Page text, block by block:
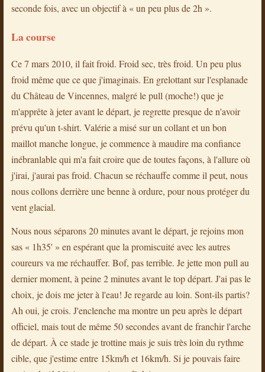
seconde fois, avec un objectif à « un peu plus de 2h ».
La course
Ce 7 mars 2010, il fait froid. Froid sec, très froid. Un peu plus
froid même que ce que j'imaginais. En grelottant sur l'esplanade
du Château de Vincennes, malgré le pull (moche!) que je
m'apprête à jeter avant le départ, je regrette presque de n'avoir
prévu qu'un t-shirt. Valérie a misé sur un collant et un bon
maillot manche longue, je commence à maudire ma confiance
inébranlable qui m'a fait croire que de toutes façons, à l'allure où
j'irai, j'aurai pas froid. Chacun se réchauffe comme il peut, nous
nous collons derrière une benne à ordure, pour nous protéger du
vent glacial.
Nous nous séparons 20 minutes avant le départ, je rejoins mon
sas « 1h35' » en espérant que la promiscuité avec les autres
coureurs va me réchauffer. Bof, pas terrible. Je jette mon pull au
dernier moment, à peine 2 minutes avant le top départ. J'ai pas le
choix, je dois me jeter à l'eau! Je regarde au loin. Sont-ils partis?
Ah oui, je crois. J'enclenche ma montre un peu après le départ
officiel, mais tout de même 50 secondes avant de franchir l'arche
de départ. À ce stade je trottine mais je suis très loin du rythme
cible, que j'estime entre 15km/h et 16km/h. Si je pouvais faire